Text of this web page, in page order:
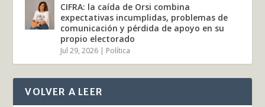
CIFRA: la caída de Orsi combina
expectativas incumplidas, problemas de
comunicación y pérdida de apoyo en su
propio electorado
Jul 29, 2026 | Política
VOLVER A LEER